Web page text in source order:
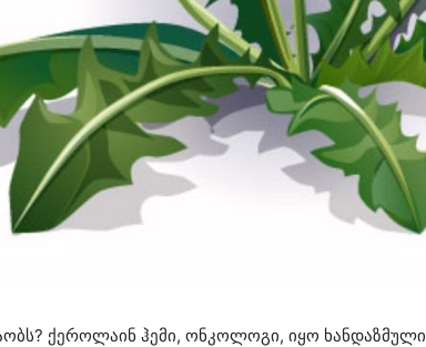
ქეროლაინ ჰემი, ონკოლოგი, იყო ხანდაზმული